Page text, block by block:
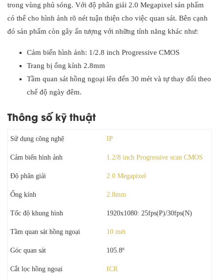
trong vùng phủ sóng. Với độ phân giải 2.0 Megapixel sản phẩm
có thể cho hình ảnh rõ nét tuận thiện cho việc quan sát. Bên cạnh
đó sản phẩm còn gây ấn tượng với những tính năng khác như:
Cảm biến hình ảnh: 1/2.8 inch Progressive CMOS
Trang bị ống kính 2.8mm
Tầm quan sát hồng ngoại lên đến 30 mét và tự thay đổi theo
chế độ ngày đêm.
Thông số kỹ thuật
Sử dụng công nghệ IP
Cảm biến hình ảnh 1.2/8 inch Progressive scan CMOS
Độ phân giải 2.0 Megapixel
Ống kính 2.8mm
Tốc độ khung hình 1920x1080: 25fps(P)/30fps(N)
Tầm quan sát hồng ngoại 10 mét
Góc quan sát 105.8º
Cắt lọc hồng ngoại ICR